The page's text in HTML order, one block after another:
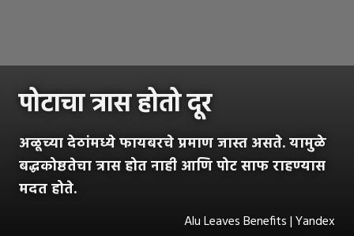
पोटाचा त्रास होतो दूर
अळूच्या देठांमध्ये फायबरचे प्रमाण जास्त असते. यामुळे
बद्धकोष्ठतेचा त्रास होत नाही आणि पोट साफ राहण्यास
मदत होते.
Alu Leaves Benefits | Yandex